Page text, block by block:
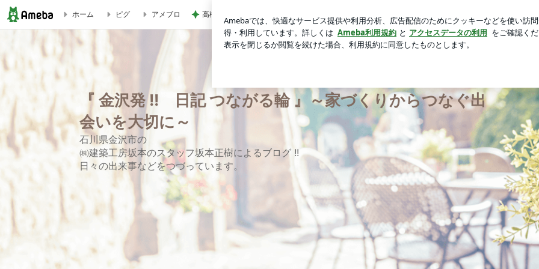
【工事中の職人さんへのお茶出しって必要？】 | 『 金沢発 !! 日記 つながる輪 』～家づくりからつなぐ出会いを大切に～
ホーム ピグ アメブロ 高橋英樹 ゴルフ前の焼き魚定食 ログ
『 金沢発 !! 日記 つながる輪 』～家づくりからつなぐ出
会いを大切に～
石川県金沢市の
㈱建築工房坂本のスタッフ坂本正樹によるブログ !!
日々の出来事などをつづっています。